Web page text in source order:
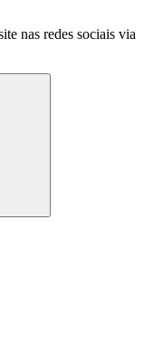
nas redes sociais via